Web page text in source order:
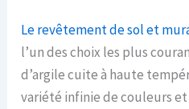
Le revêtement de sol et
l’un des choix les plus
d’argile cuite à haute
variété infinie de couleurs et